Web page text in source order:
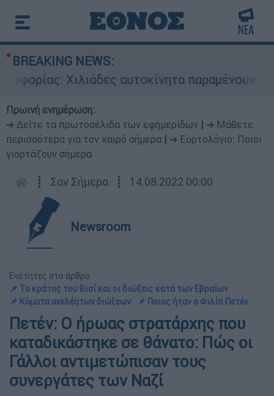
BREAKING NEWS:
Χιλιάδες αυτοκίνητα παραμένουν
Πρωινή ενημέρωση:
➔ Δείτε τα πρωτοσέλιδα των εφημερίδων
➔ Μάθετε
περισσότερα για τον καιρό σήμερα
➔ Εορτολόγιο: Ποιοι
γιορτάζουν σήμερα
┋ Σαν Σήμερα ┋ 14.08.2022 00:00
Newsroom
Ενότητες στο άρθρο:
📌 Το κράτος του Βισί και οι διώξεις κατά των Εβραίων
📌 Κύματα ανελέητων διώξεων
📌 Ποιος ήταν ο Φιλίπ Πετέν
Πετέν: Ο ήρωας στρατάρχης που
καταδικάστηκε σε θάνατο: Πώς οι
Γάλλοι αντιμετώπισαν τους
συνεργάτες των Ναζί